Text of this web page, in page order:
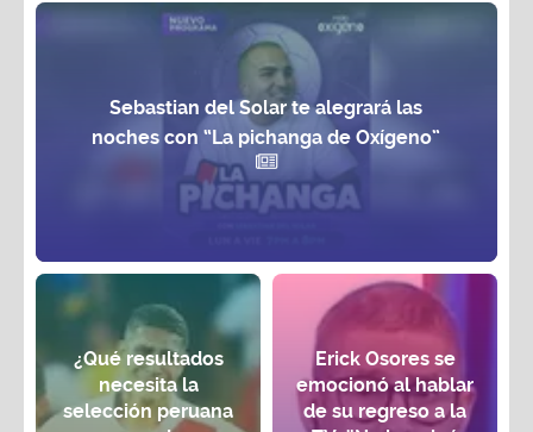
Sebastian del Solar te alegrará las
noches con “La pichanga de Oxígeno”
¿Qué resultados
necesita la
selección peruana
Erick Osores se
emocionó al hablar
de su regreso a la